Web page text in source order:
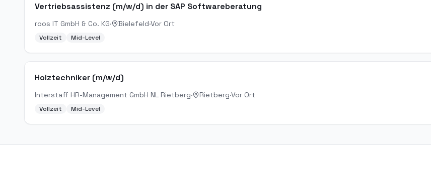
Vertriebsassistenz (m/w/d) in der SAP Softwareberatung
roos IT GmbH & Co. KG· Bielefeld·Vor Ort
Vollzeit Mid-Level
Holztechniker (m/w/d)
Interstaff HR-Management GmbH NL Rietberg· Rietberg·Vor Ort
Vollzeit Mid-Level